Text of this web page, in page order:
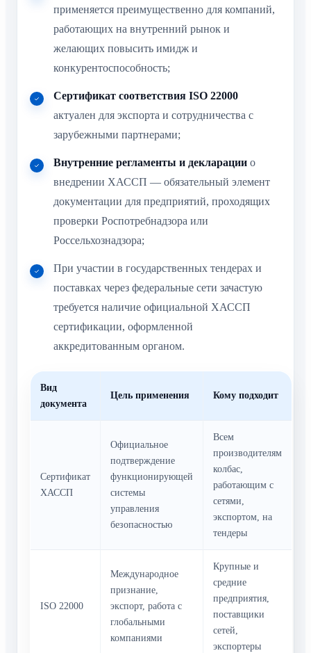
применяется преимущественно для компаний,
работающих на внутренний рынок и
желающих повысить имидж и
конкурентоспособность;
Сертификат соответствия ISO 22000
актуален для экспорта и сотрудничества с
зарубежными партнерами;
Внутренние регламенты и декларации о
внедрении ХАССП — обязательный элемент
документации для предприятий, проходящих
проверки Роспотребнадзора или
Россельхознадзора;
При участии в государственных тендерах и
поставках через федеральные сети зачастую
требуется наличие официальной ХАССП
сертификации, оформленной
аккредитованным органом.
Вид
документа
Цель применения Кому подходит
Сертификат
ХАССП
Официальное
подтверждение
функционирующей
системы
управления
безопасностью
Всем
производителям
колбас,
работающим с
сетями,
экспортом, на
тендеры
ISO 22000
Международное
признание,
экспорт, работа с
глобальными
компаниями
Крупные и
средние
предприятия,
поставщики
сетей,
экспортеры